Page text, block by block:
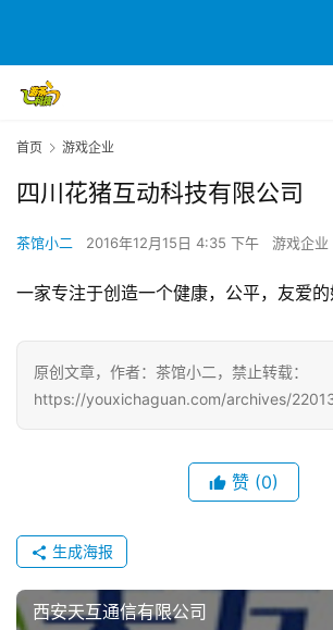
游
茶
创
游
业
手
机
游
游
戏
休
首页 游戏企业
四川花猪互动科技有限公司
茶馆小二 2016年12月15日 4:35 下午 游戏企业
一家专注于创造一个健康，公平，友爱的
原创文章，作者：茶馆小二，禁止转载：
https://youxichaguan.com/archives/
赞 (0)
生成海报
西安天互通信有限公司